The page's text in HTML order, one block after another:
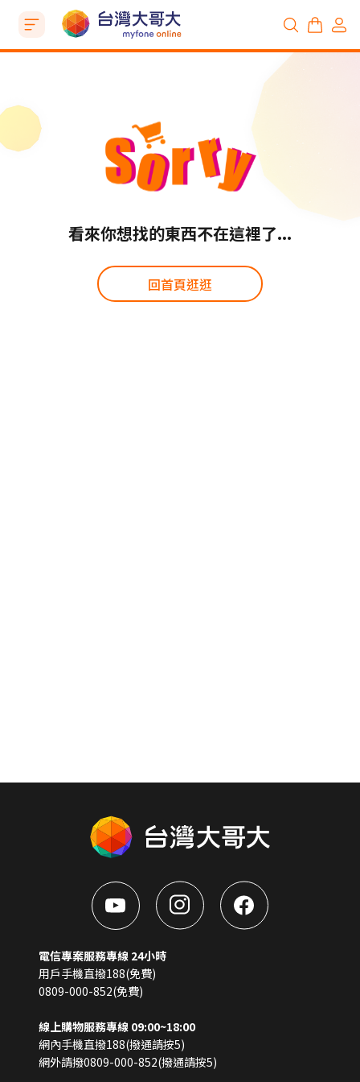
看來你想找的東西不在這裡了...
回首頁逛逛
電信專案服務專線 24小時
用戶手機直撥188(免費)
0809-000-852(免費)
線上購物服務專線 09:00~18:00
網內手機直撥188(撥通請按5)
網外請撥0809-000-852(撥通請按5)